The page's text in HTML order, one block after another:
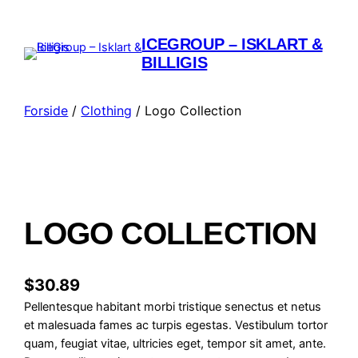
ICEGROUP – ISKLART &
BILLIGIS
Forside / Clothing / Logo Collection
LOGO COLLECTION
$30.89
Pellentesque habitant morbi tristique senectus et netus
et malesuada fames ac turpis egestas. Vestibulum tortor
quam, feugiat vitae, ultricies eget, tempor sit amet, ante.